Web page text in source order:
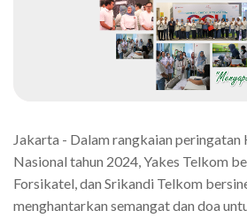
Jakarta - Dalam rangkaian peringatan
Nasional tahun 2024, Yakes Telkom
Forsikatel, dan Srikandi Telkom
menghantarkan semangat dan doa